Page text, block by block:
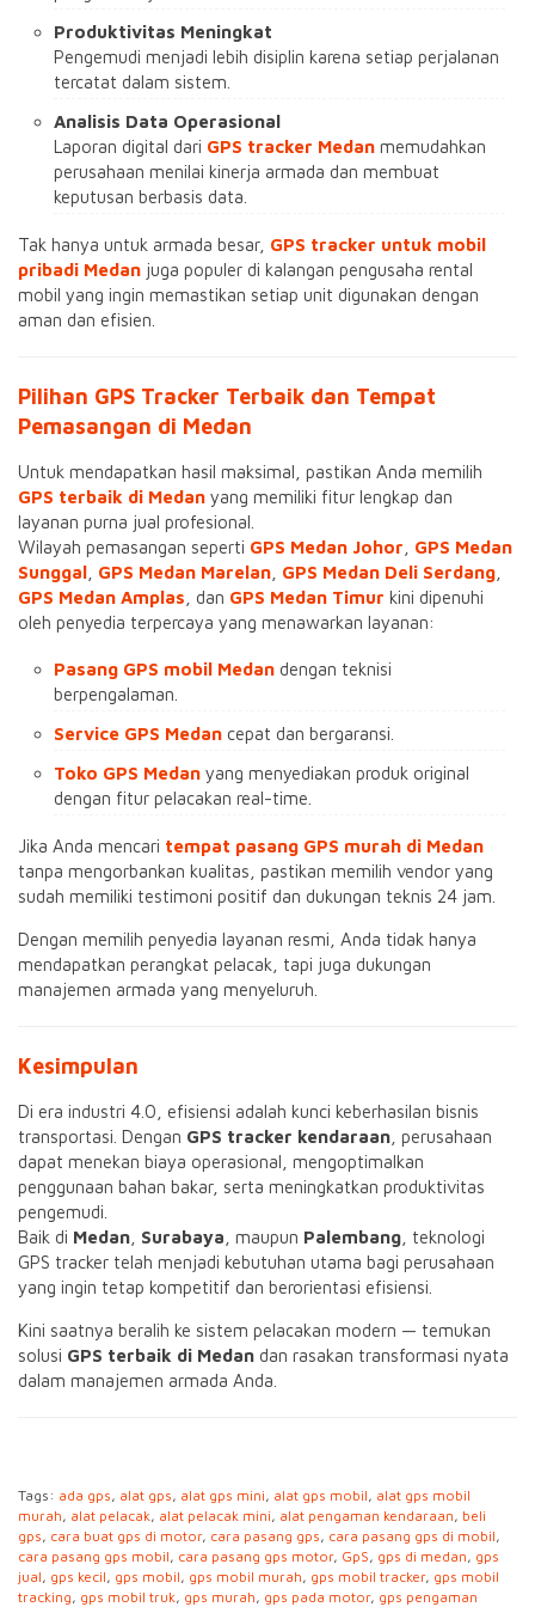
Produktivitas Meningkat
Pengemudi menjadi lebih disiplin karena setiap perjalanan
tercatat dalam sistem.
Analisis Data Operasional
Laporan digital dari GPS tracker Medan memudahkan
perusahaan menilai kinerja armada dan membuat
keputusan berbasis data.
Tak hanya untuk armada besar, GPS tracker untuk mobil
pribadi Medan juga populer di kalangan pengusaha rental
mobil yang ingin memastikan setiap unit digunakan dengan
aman dan efisien.
Pilihan GPS Tracker Terbaik dan Tempat
Pemasangan di Medan
Untuk mendapatkan hasil maksimal, pastikan Anda memilih
GPS terbaik di Medan yang memiliki fitur lengkap dan
layanan purna jual profesional.
Wilayah pemasangan seperti GPS Medan Johor
GPS Medan
Sunggal GPS Medan Marelan GPS Medan Deli Serdang
GPS Medan Amplas , dan GPS Medan Timur kini dipenuhi
oleh penyedia terpercaya yang menawarkan layanan:
Pasang GPS mobil Medan dengan teknisi
berpengalaman.
Service GPS Medan cepat dan bergaransi.
Toko GPS Medan yang menyediakan produk original
dengan fitur pelacakan real-time.
Jika Anda mencari tempat pasang GPS murah di Medan
tanpa mengorbankan kualitas, pastikan memilih vendor yang
sudah memiliki testimoni positif dan dukungan teknis 24 jam.
Dengan memilih penyedia layanan resmi, Anda tidak hanya
mendapatkan perangkat pelacak, tapi juga dukungan
manajemen armada yang menyeluruh.
Kesimpulan
Di era industri 4.0, efisiensi adalah kunci keberhasilan bisnis
transportasi. Dengan GPS tracker kendaraan , perusahaan
dapat menekan biaya operasional, mengoptimalkan
penggunaan bahan bakar, serta meningkatkan produktivitas
pengemudi.
Baik di Medan Surabaya , maupun Palembang , teknologi
GPS tracker telah menjadi kebutuhan utama bagi perusahaan
yang ingin tetap kompetitif dan berorientasi efisiensi.
Kini saatnya beralih ke sistem pelacakan modern — temukan
solusi GPS terbaik di Medan dan rasakan transformasi nyata
dalam manajemen armada Anda.
Tags: ada gps, alat gps, alat gps mini, alat gps mobil, alat gps mobil
murah, alat pelacak, alat pelacak mini, alat pengaman kendaraan, beli
gps, cara buat gps di motor, cara pasang gps, cara pasang gps di mobil,
cara pasang gps mobil, cara pasang gps motor, GpS, gps di medan, gps
jual, gps kecil, gps mobil, gps mobil murah, gps mobil tracker, gps mobil
tracking, gps mobil truk, gps murah, gps pada motor, gps pengaman